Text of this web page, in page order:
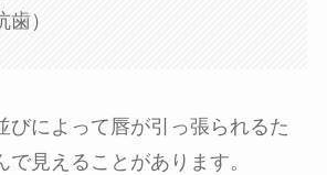
）
びによって唇が引っ張られるた
見えることがあります。